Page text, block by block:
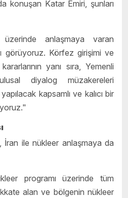
konuşan Katar Emiri, şunları
anlaşmaya varan
görüyoruz. Körfez girişimi ve
yanı sıra, Yemenli
diyalog müzakereleri
kapsamlı ve kalıcı bir
İran ile nükleer anlaşmaya da
programı üzerinde tüm
alan ve bölgenin nükleer